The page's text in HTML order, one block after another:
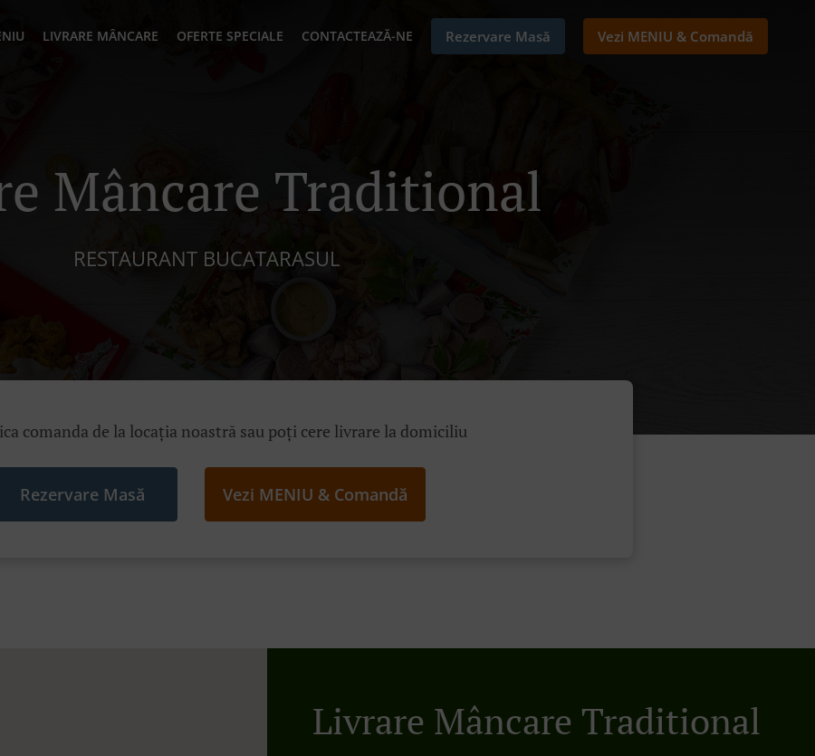
LIVRARE MÂNCARE OFERTE SPECIALE CONTACTEAZĂ-NE Rezervare Masă Vezi MENIU & Comandă
Mâncare Traditional
RESTAURANT BUCATARASUL
comanda de la locația noastră sau poți cere livrare la domiciliu
Rezervare Masă Vezi MENIU & Comandă
Livrare Mâncare Traditional